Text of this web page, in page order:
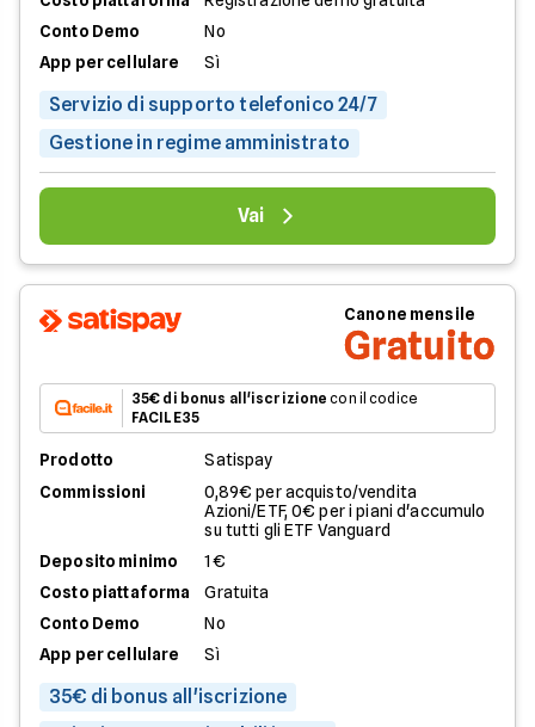
Conto Demo
No
App per cellulare
Sì
Servizio di supporto telefonico 24/7
Gestione in regime amministrato
Vai
Canone mensile
Gratuito
35€ di bonus all'iscrizione con il codice
FACILE35
Prodotto
Satispay
Commissioni
0,89€ per acquisto/vendita
Azioni/ETF, 0€ per i piani d'accumulo
su tutti gli ETF Vanguard
Deposito minimo
1€
Costo piattaforma
Gratuita
Conto Demo
No
App per cellulare
Sì
35€ di bonus all'iscrizione